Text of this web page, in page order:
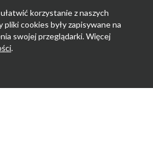
korzystanie z naszych
pliki cookies były zapisywane na
swojej przeglądarki. Więcej
.